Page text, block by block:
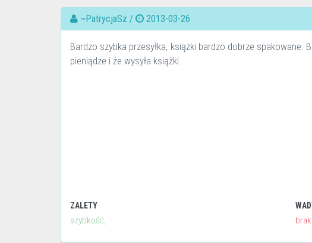
~PatrycjaSz / 2013-03-26
Bardzo szybka przesyłka, książki bardzo dobrze spakowane.
pieniądze i że wysyła książki.
ZALETY
szybkość,